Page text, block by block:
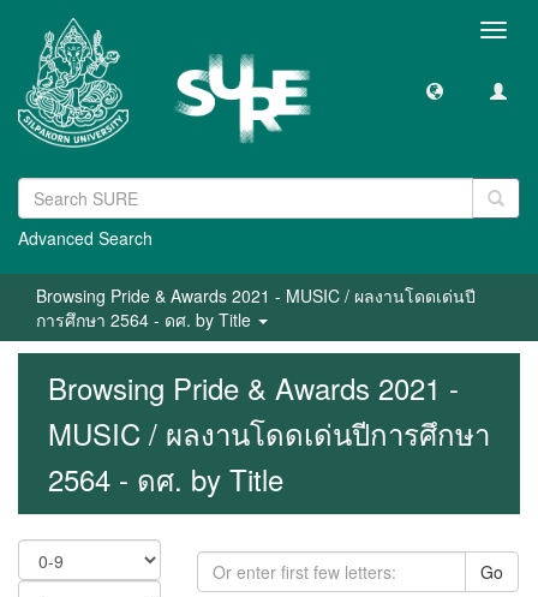
Advanced Search
Browsing Pride & Awards 2021 - MUSIC / ผลงานโดดเด่นปี
การศึกษา 2564 - ดศ. by Title
Browsing Pride & Awards 2021 -
MUSIC / ผลงานโดดเด่นปีการศึกษา
2564 - ดศ. by Title
Go